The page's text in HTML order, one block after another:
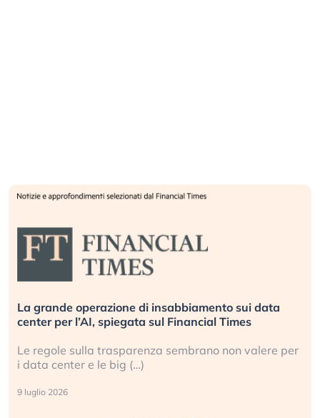
La grande operazione di insabbiamento sui data
center per l’AI, spiegata sul Financial Times
Le regole sulla trasparenza sembrano non valere per
i data center e le big (…)
9 luglio 2026